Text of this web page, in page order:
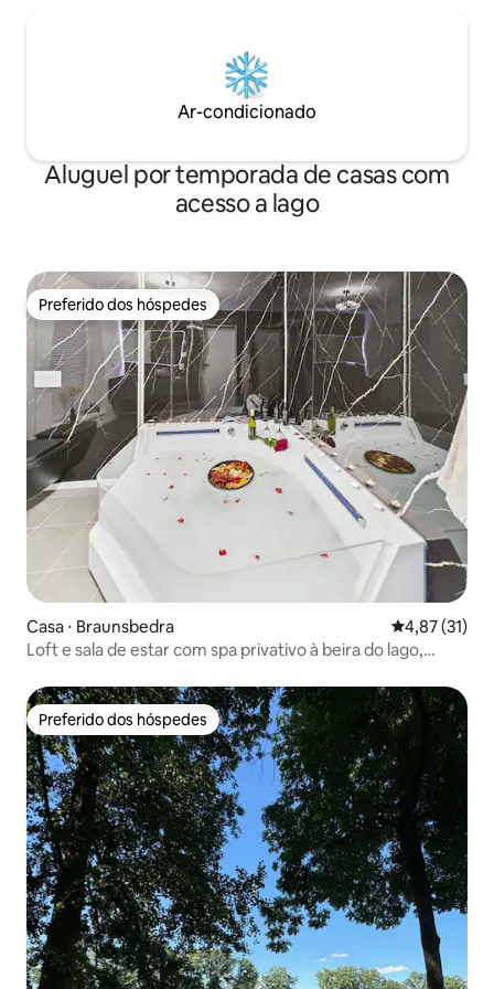
Ar-condicionado
Aluguel por temporada de casas com
acesso a lago
Preferido dos hóspedes
Preferido dos hóspedes
Casa ⋅ Braunsbedra 4,87 de uma
4,87 (31)
Loft e sala de estar com spa privativo à beira do lago,
Preferido dos hóspedes
Preferido dos hóspedes